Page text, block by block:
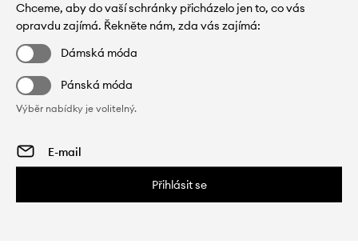
Chceme, aby do vaší schránky přicházelo jen to, co vás
opravdu zajímá. Řekněte nám, zda vás zajímá:
Dámská móda
Pánská móda
Výběr nabídky je volitelný.
Přihlásit se